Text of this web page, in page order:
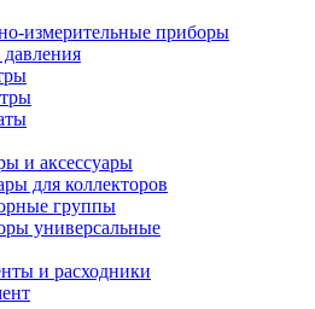
измерительные приборы
и аксессуары
для коллекторов
группы
универсальные
и расходники